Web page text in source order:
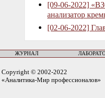
[09-06-2022]
анализатор
[02-06-2022]
ЖУРНАЛ
Copyright © 2002-2022
«Аналитика-Мир профессионалов»